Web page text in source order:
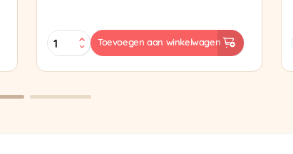
Sealtang
Super
Toevoegen aan winkelwagen